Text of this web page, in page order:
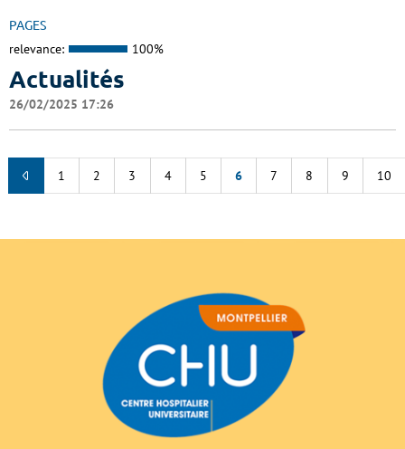
PAGES
relevance: 100%
Actualités
26/02/2025 17:26
1 2 3 4 5 6 7 8 9 10